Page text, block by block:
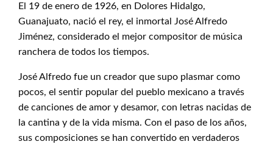
El 19 de enero de 1926, en Dolores Hidalgo,
Guanajuato, nació el rey, el inmortal José Alfredo
Jiménez, considerado el mejor compositor de música
ranchera de todos los tiempos.
José Alfredo fue un creador que supo plasmar como
pocos, el sentir popular del pueblo mexicano a través
de canciones de amor y desamor, con letras nacidas de
la cantina y de la vida misma. Con el paso de los años,
sus composiciones se han convertido en verdaderos